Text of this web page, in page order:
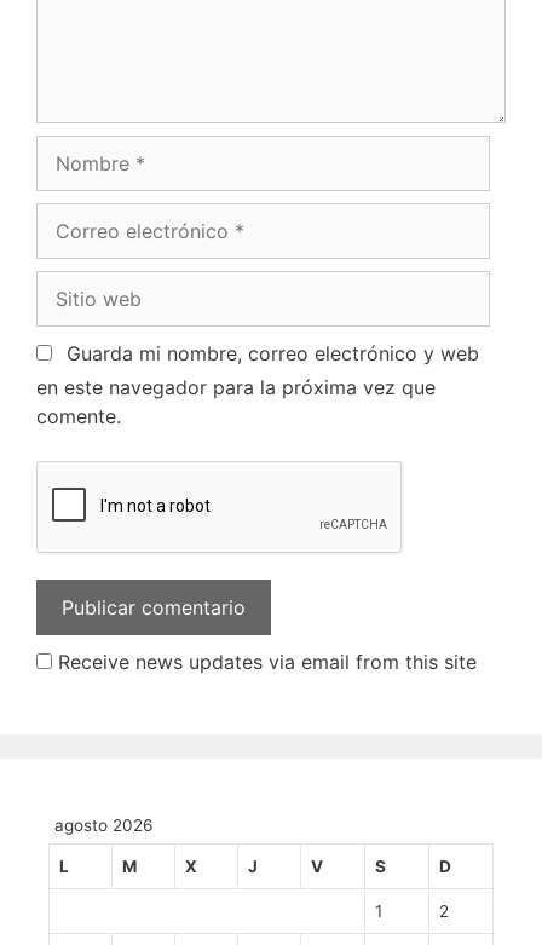
Guarda mi nombre, correo electrónico y web
en este navegador para la próxima vez que
comente.
Receive news updates via email from this site
agosto 2026
L M X J V S D
1 2